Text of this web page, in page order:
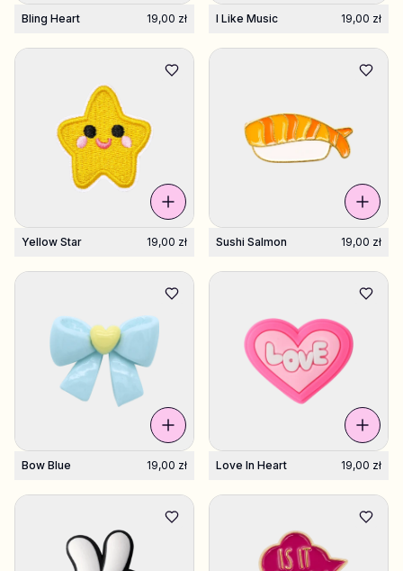
Bling Heart 19,00 zł I Like Music 19,00 zł
Yellow Star 19,00 zł Sushi Salmon 19,00 zł
Bow Blue 19,00 zł Love In Heart 19,00 zł